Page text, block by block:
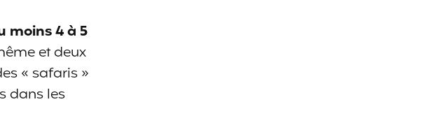
moins 4 à 5
et deux
« safaris »
dans les